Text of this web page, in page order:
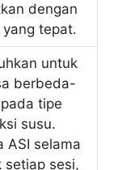
dengan
tepat.
untuk
berbeda-
tipe
susu.
ASI selama
setiap sesi,